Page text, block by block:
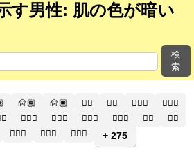
す男性: 肌の色が暗い
検
索
🙍🏾 🙍🏿 🙍‍♂️ 🙍‍♂ 🙍🏻‍♂️
🙍🏻‍♂
🙍🏾‍♂️ 🙍🏾‍♂ 🙍🏿‍♂️ 🙍🏿‍♂ 🙍‍♀️
🙍‍♀
🙍🏼‍♀️ 🙍🏼‍♀ 🙍🏽‍♀️ + 275